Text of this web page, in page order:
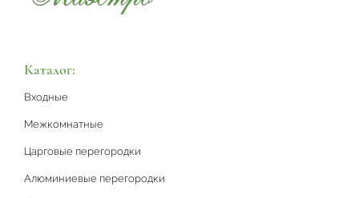
Каталог:
Входные
Межкомнатные
Царговые перегородки
Алюминиевые перегородки